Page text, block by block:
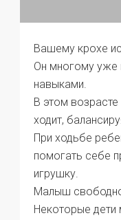
Вашему крохе
Он многому уже
навыками.
В этом
ходит,
При ходьбе
помогать себе
игрушку.
Малыш
Некоторые дети